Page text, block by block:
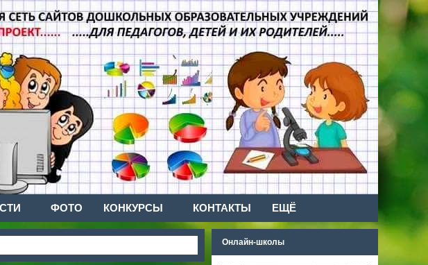
ФОТО КОНКУРСЫ КОНТАКТЫ ЕЩЁ
Онлайн-школы